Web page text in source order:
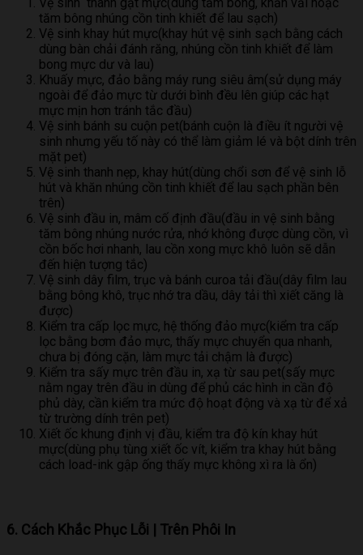
Vệ sinh thanh gạt mực(dùng tấm bông, khăn vải hoặc
tăm bông nhúng cồn tinh khiết để lau sạch)
Vệ sinh khay hút mực(khay hút vệ sinh sạch bằng cách
dùng bàn chải đánh răng, nhúng cồn tinh khiết để làm
bong mực dư và lau)
Khuấy mực, đảo bằng máy rung siêu âm(sử dụng máy
ngoài để đảo mực từ dưới bình đều lên giúp các hạt
mực mịn hơn tránh tắc đầu)
Vệ sinh bánh su cuộn pet(bánh cuộn là điều ít người vệ
sinh nhưng yếu tố này có thể làm giảm lé và bột dính trên
mặt pet)
Vệ sinh thanh nẹp, khay hút(dùng chổi sơn để vệ sinh lỗ
hút và khăn nhúng cồn tinh khiết để lau sạch phần bên
trên)
Vệ sinh đầu in, mâm cố định đầu(đầu in vệ sinh bằng
tăm bông nhúng nước rửa, nhớ không được dùng cồn, vì
cồn bốc hơi nhanh, lau cồn xong mực khô luôn sẽ dẫn
đến hiện tượng tắc)
Vệ sinh dây film, trục và bánh curoa tải đầu(dây film lau
bằng bông khô, trục nhớ tra dầu, dây tải thì xiết căng là
được)
Kiểm tra cấp lọc mực, hệ thống đảo mực(kiểm tra cấp
lọc bằng bơm đảo mực, thấy mực chuyển qua nhanh,
chưa bị đóng cặn, làm mực tải chậm là được)
Kiểm tra sấy mực trên đầu in, xạ từ sau pet(sấy mực
nằm ngay trên đầu in dùng để phủ các hình in cần độ
phủ dày, cần kiểm tra mức độ hoạt động và xạ từ để xả
từ trường dính trên pet)
Xiết ốc khung định vị đầu, kiểm tra độ kín khay hút
mực(dùng phụ tùng xiết ốc vít, kiểm tra khay hút bằng
cách load-ink gập ống thấy mực không xì ra là ổn)
6. Cách Khắc Phục Lỗi | Trên Phôi In